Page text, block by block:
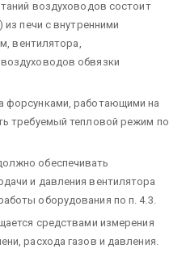
воздуховодов состоит
печи с внутренними
вентилятора,
обвязки
форсунками, работающими на
требуемый тепловой режим по
обеспечивать
и давления вентилятора
оборудования по п. 4.3.
средствами измерения
расхода газов и давления.